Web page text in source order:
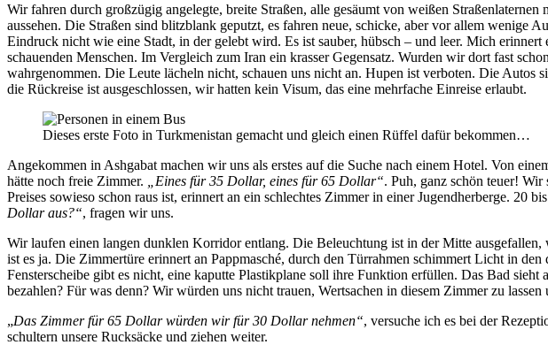
Wir fahren durch großzügig angelegte, breite Straßen, alle gesäumt von weißen
aussehen. Die Straßen sind blitzblank geputzt, es fahren neue, schicke, aber vor allem wenige
Eindruck nicht wie eine Stadt, in der gelebt wird. Es ist sauber, hübsch – und leer. Mich
schauenden Menschen. Im Vergleich zum Iran ein krasser Gegensatz. Wurden wir dort fast
wahrgenommen. Die Leute lächeln nicht, schauen uns nicht an. Hupen ist verboten. Die
die Rückreise ist ausgeschlossen, wir hatten kein Visum, das eine mehrfache Einreise erlaubt.
Dieses erste Foto in Turkmenistan gemacht und gleich einen Rüffel dafür bekommen…
Angekommen in Ashgabat machen wir uns als erstes auf die Suche nach einem Hotel. Von
hätte noch freie Zimmer.
„Eines für 35 Dollar, eines für 65 Dollar“. Puh, ganz schön teuer!
Preises sowieso schon raus ist, erinnert an ein schlechtes Zimmer in einer Jugendherberge. 20
Dollar aus?“, fragen wir uns.
Wir laufen einen langen dunklen Korridor entlang. Die Beleuchtung ist in der Mitte
ist es ja. Die Zimmertüre erinnert an Pappmasché, durch den Türrahmen schimmert Licht in
Fensterscheibe gibt es nicht, eine kaputte Plastikplane soll ihre Funktion erfüllen. Das Bad
bezahlen? Für was denn? Wir würden uns nicht trauen, Wertsachen in diesem Zimmer zu
„Das Zimmer für 65 Dollar würden wir für 30 Dollar nehmen“, versuche ich es bei der
schultern unsere Rucksäcke und ziehen weiter.